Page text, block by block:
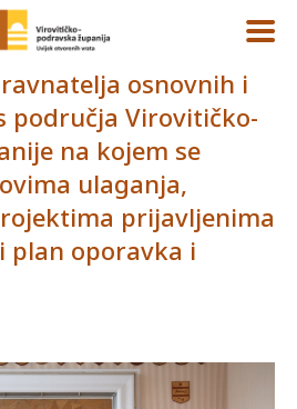
osnovnih i
područja Virovitičko-
na kojem se
ulaganja,
prijavljenima
plan oporavka i